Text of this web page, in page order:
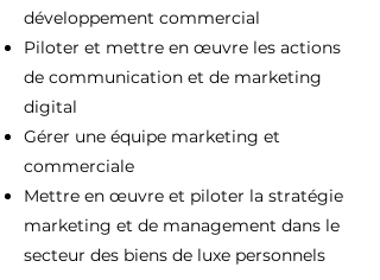
développement commercial ​
Piloter et mettre en œuvre les actions
de communication et de marketing
digital ​
Gérer une équipe marketing et
commerciale ​
Mettre en œuvre et piloter la stratégie
marketing et de management dans le
secteur des biens de luxe personnels​